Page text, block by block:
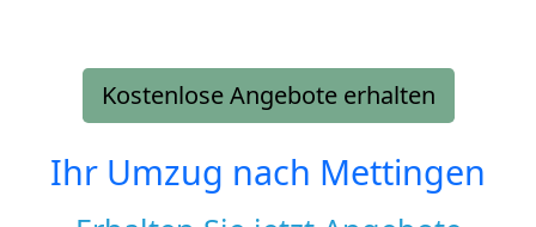
Kostenlose Angebote erhalten
Ihr Umzug nach Mettingen